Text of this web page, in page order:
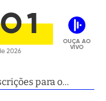
2026
OUÇA AO
VIVO
para o